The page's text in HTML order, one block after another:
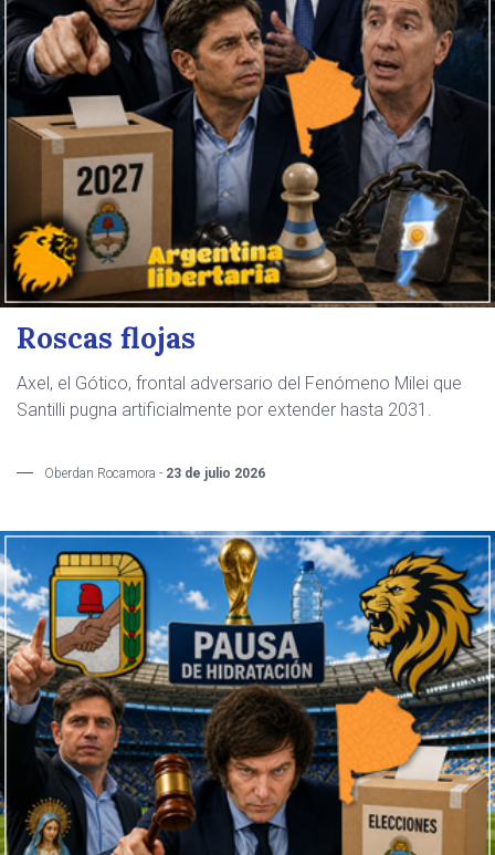
Roscas flojas
Axel, el Gótico, frontal adversario del Fenómeno Milei que
Santilli pugna artificialmente por extender hasta 2031.
Oberdan Rocamora - 23 de julio 2026